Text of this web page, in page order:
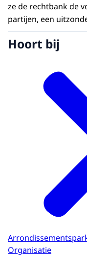
ze de rechtbank de
partijen, een
Hoort bij
Organisatie